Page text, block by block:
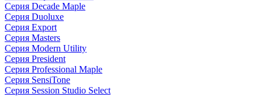
Серия Decade Maple
Серия Duoluxe
Серия Export
Серия Masters
Серия Modern Utility
Серия President
Серия Professional Maple
Серия SensiTone
Серия Session Studio Select